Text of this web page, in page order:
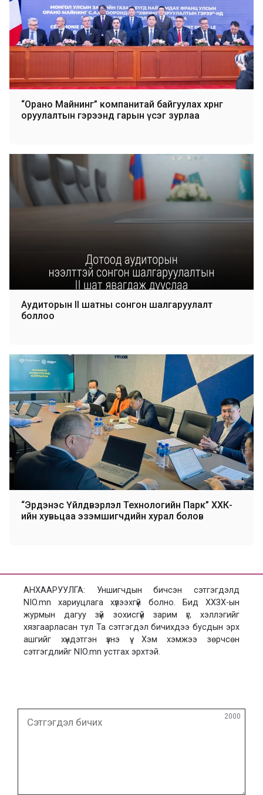
“Орано Майнинг” компанитай байгуулах хөрөнгө
оруулалтын гэрээнд гарын үсэг зурлаа
Аудиторын II шатны сонгон шалгаруулалт
боллоо
“Эрдэнэс Үйлдвэрлэл Технологийн Парк” ХХК-
ийн хувьцаа эзэмшигчдийн хурал болов
АНХААРУУЛГА: Уншигчдын бичсэн сэтгэгдэлд
NIO.mn хариуцлага хүлээхгүй болно. Бид ХХЗХ-ын
журмын дагуу зүй зохисгүй зарим үг, хэллэгийг
хязгаарласан тул Та сэтгэгдэл бичихдээ бусдын эрх
ашгийг хүндэтгэн үзнэ үү. Хэм хэмжээ зөрчсөн
сэтгэгдлийг NIO.mn устгах эрхтэй.
2000